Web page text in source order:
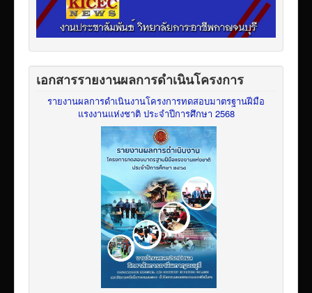
เอกสารรายงานผลการดำเนินโครงการ
รายงานผลการดำเนินงานโครงการทดสอบมาตรฐานฝีมือ
แรงงานแห่งชาติ ประจำปีการศึกษา 2568